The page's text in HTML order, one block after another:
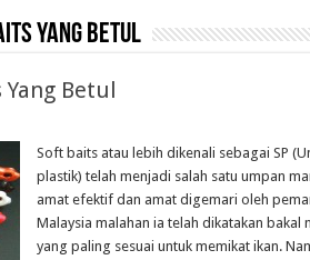
yang betul
Betul
Soft baits atau lebih dikenali sebagai SP
plastik) telah menjadi salah satu umpan
amat efektif dan amat digemari oleh
Malaysia malahan ia telah dikatakan bakal
yang paling sesuai untuk memikat ikan.